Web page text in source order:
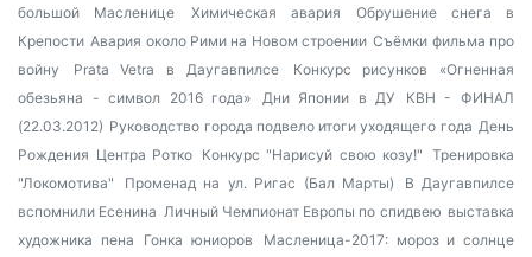
большой Масленице
Химическая авария
Обрушение снега в
Крепости Авария около Рими на Новом строении Съёмки фильма про
войну
Prata Vetra в Даугавпилсе
Конкурс рисунков «Огненная
обезьяна - символ 2016 года»
Дни Японии в ДУ
КВН - ФИНАЛ
(22.03.2012) Руководство города подвело итоги уходящего года День
Рождения Центра Ротко Конкурс "Нарисуй свою козу!"
Тренировка
"Локомотива"
Променад на ул. Ригас (Бал Марты)
В Даугавпилсе
вспомнили Есенина Личный Чемпионат Европы по спидвею выставка
художника пена
Гонка юниоров
Масленица-2017: мороз и солнце